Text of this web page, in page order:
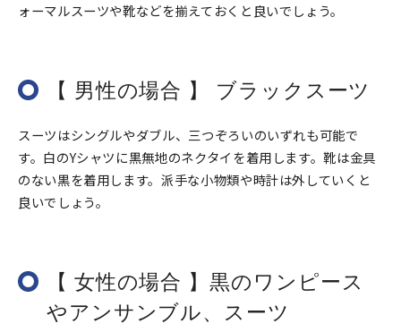
ォーマルスーツや靴などを揃えておくと良いでしょう。
【 男性の場合 】 ブラックスーツ
スーツはシングルやダブル、三つぞろいのいずれも可能で
す。白のYシャツに黒無地のネクタイを着用します。靴は金具
のない黒を着用します。派手な小物類や時計は外していくと
良いでしょう。
【 女性の場合 】黒のワンピース
やアンサンブル、スーツ